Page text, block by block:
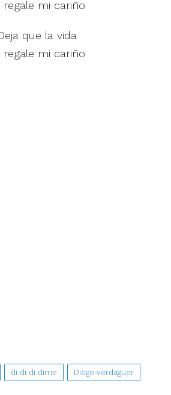
regale mi cariño
que la vida
regale mi cariño
di di di dime Diego verdaguer